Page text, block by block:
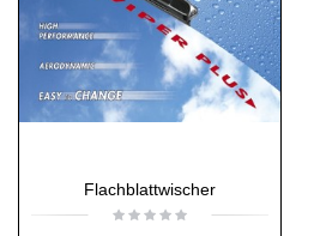
Flachblattwischer